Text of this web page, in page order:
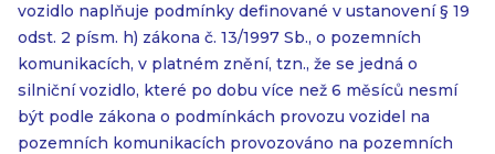
vozidlo naplňuje podmínky definované v ustanovení § 19
odst. 2 písm. h) zákona č. 13/1997 Sb., o pozemních
komunikacích, v platném znění, tzn., že se jedná o
silniční vozidlo, které po dobu více než 6 měsíců nesmí
být podle zákona o podmínkách provozu vozidel na
pozemních komunikacích provozováno na pozemních